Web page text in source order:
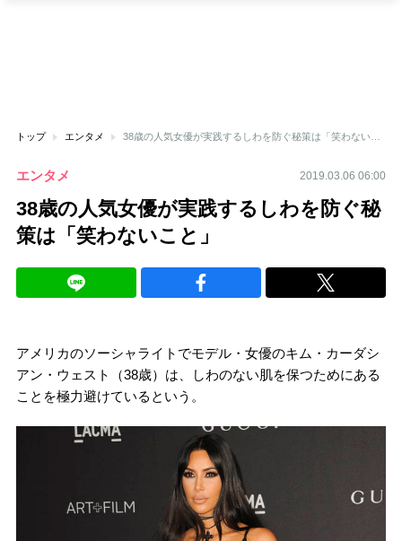
トップ エンタメ 38歳の人気女優が実践するしわを防ぐ秘策は「笑わないこと」
エンタメ 2019.03.06 06:00
38歳の人気女優が実践するしわを防ぐ秘
策は「笑わないこと」
アメリカのソーシャライトでモデル・女優のキム・カーダシ
アン・ウェスト（38歳）は、しわのない肌を保つためにある
ことを極力避けているという。